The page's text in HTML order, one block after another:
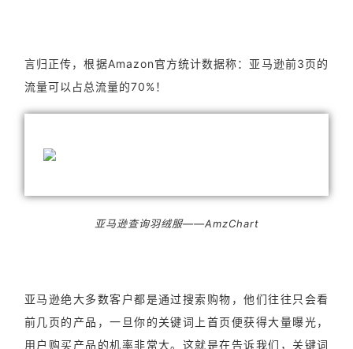
言归正传，根据Amazon官方统计数据称：亚马逊前3页的
流量可以占总流量的70%！
亚马逊查询羽绒服——AmzChart
亚马逊绝大多数客户都是通过搜索购物，他们往往只会看
前几页的产品，一旦你的关键词上首页便获得大量曝光，
用户购买产品的机率非常大。这就是在告诉我们，关键词